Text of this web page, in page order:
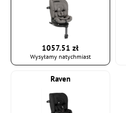
1057.51 zł
Wysyłamy natychmiast
Raven